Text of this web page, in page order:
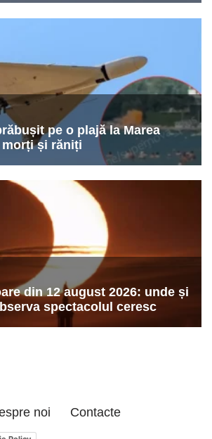
noi Contacte